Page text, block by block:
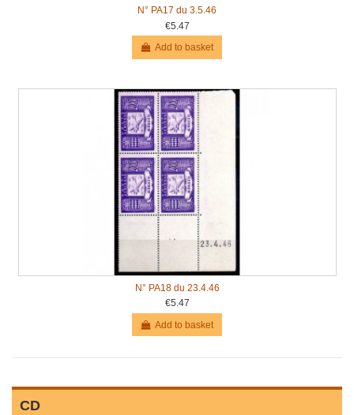
N° PA17 du 3.5.46
€5.47
Add to basket
N° PA18 du 23.4.46
€5.47
Add to basket
CD